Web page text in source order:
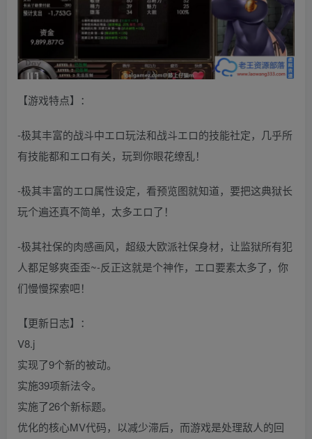
【游戏特点】：
-极其丰富的战斗中エロ玩法和战斗エロ的技能社定，几乎所
有技能都和エロ有关，玩到你眼花缭乱！
-极其丰富的エロ属性设定，看预览图就知道，要把这典狱长
玩个遍还真不简单，太多エロ了！
-极其社保的肉感画风，超级大欧派社保身材，让监狱所有犯
人都足够爽歪歪~-反正这就是个神作，エロ要素太多了，你
们慢慢探索吧！
【更新日志】：
V8.j
实现了9个新的被动。
实施39项新法令。
实施了26个新标题。
优化的核心MV代码，以减少滞后，而游戏是处理敌人的回